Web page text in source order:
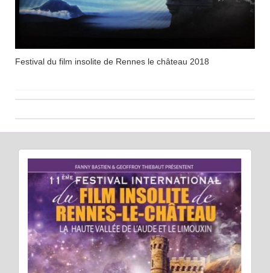
Festival du film insolite de Rennes le château 2018